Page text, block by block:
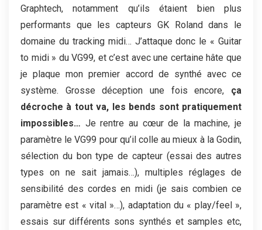
Graphtech, notamment qu’ils étaient bien plus
performants que les capteurs GK Roland dans le
domaine du tracking midi… J’attaque donc le « Guitar
to midi » du VG99, et c’est avec une certaine hâte que
je plaque mon premier accord de synthé avec ce
système. Grosse déception une fois encore, ça
décroche à tout va, les bends sont pratiquement
impossibles… Je rentre au cœur de la machine, je
paramètre le VG99 pour qu’il colle au mieux à la Godin,
sélection du bon type de capteur (essai des autres
types on ne sait jamais…), multiples réglages de
sensibilité des cordes en midi (je sais combien ce
paramètre est « vital »…), adaptation du « play/feel »,
essais sur différents sons synthés et samples etc,